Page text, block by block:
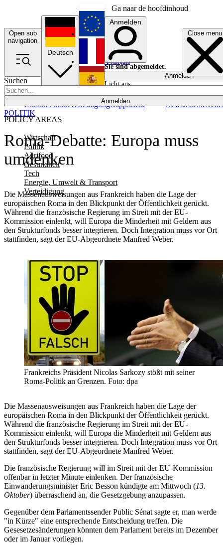
Ga naar de hoofdinhoud
Open sub
navigation
Close menu
Suchen
Anmelden
POLICY AREAS
Wirtschaft
Politik
Agrifood
Gesundheit
Tech
Energie, Umwelt & Transport
Verteidigung
UkrainePolitikVerteidigungRapporteur NewslettersEvents
Deutsch
English
Français
Anmelden
Sie sind abgemeldet.
Anmelden
Licht aus
Roma-Debatte: Europa muss
umdenken
Die Massenausweisungen aus Frankreich haben die Lage der
europäischen Roma in den Blickpunkt der Öffentlichkeit gerückt.
Während die französische Regierung im Streit mit der EU-
Kommission einlenkt, will Europa die Minderheit mit Geldern aus
den Strukturfonds besser integrieren. Doch Integration muss vor Ort
stattfinden, sagt der EU-Abgeordnete Manfred Weber.
POLITIK
Frankreichs Präsident Nicolas Sarkozy stößt mit seiner
Roma-Politik an Grenzen. Foto: dpa
Die Massenausweisungen aus Frankreich haben die Lage der
europäischen Roma in den Blickpunkt der Öffentlichkeit gerückt.
Während die französische Regierung im Streit mit der EU-
Kommission einlenkt, will Europa die Minderheit mit Geldern aus
den Strukturfonds besser integrieren. Doch Integration muss vor Ort
stattfinden, sagt der EU-Abgeordnete Manfred Weber.
Die französische Regierung will im Streit mit der EU-Kommission
offenbar in letzter Minute einlenken. Der französische
Einwanderungsminister Eric Besson kündigte am Mittwoch (13.
Oktober) überraschend an, die Gesetzgebung anzupassen.
Gegenüber dem Parlamentssender Public Sénat sagte er, man werde
"in Kürze" eine entsprechende Entscheidung treffen. Die
Gesesetzesänderungen könnten dem Parlament bereits im Dezember
oder im Januar vorliegen.